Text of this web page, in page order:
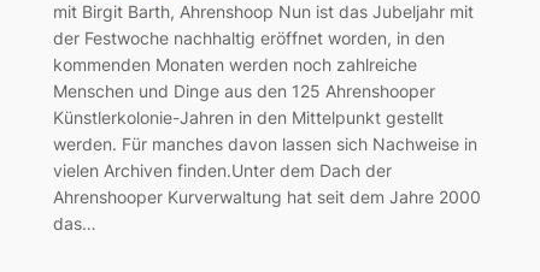
mit Birgit Barth, Ahrenshoop Nun ist das Jubeljahr mit
der Festwoche nachhaltig eröffnet worden, in den
kommenden Monaten werden noch zahlreiche
Menschen und Dinge aus den 125 Ahrenshooper
Künstlerkolonie-Jahren in den Mittelpunkt gestellt
werden. Für manches davon lassen sich Nachweise in
vielen Archiven finden.Unter dem Dach der
Ahrenshooper Kurverwaltung hat seit dem Jahre 2000
das…